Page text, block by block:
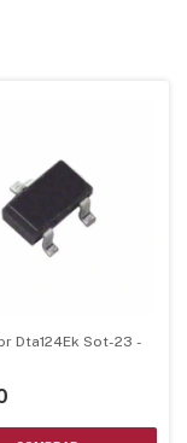
Dta124Ek Sot-23 -